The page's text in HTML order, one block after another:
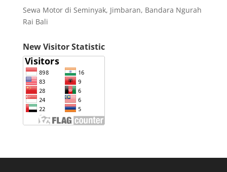
Sewa Motor di Seminyak, Jimbaran, Bandara Ngurah
Rai Bali
New Visitor Statistic